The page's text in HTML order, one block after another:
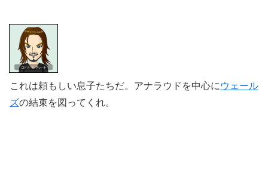
これは頼もしい息子たちだ。アナラウドを中心に ウェール
ズの結束を図ってくれ。